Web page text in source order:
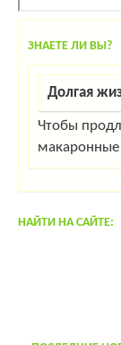
ЗНАЕТЕ ЛИ ВЫ?
Долгая
Чтобы
макаронные
НАЙТИ НА САЙТЕ: